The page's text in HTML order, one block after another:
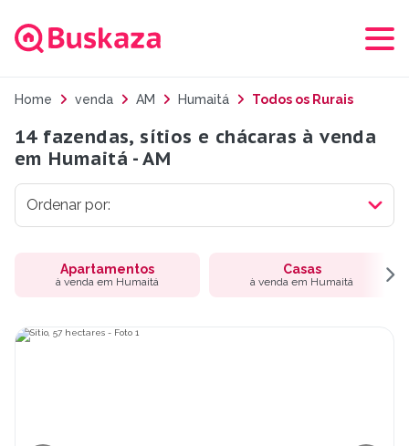
Home venda AM Humaitá Todos os Rurais
14 fazendas, sítios e chácaras à venda
em Humaitá - AM
Apartamentos
à venda em Humaitá
Casas
à venda em Humaitá